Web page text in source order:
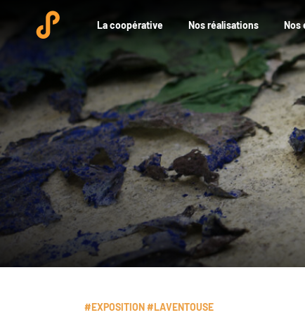
La coopérative Nos réalisations Nos
#EXPOSITION #LAVENTOUSE